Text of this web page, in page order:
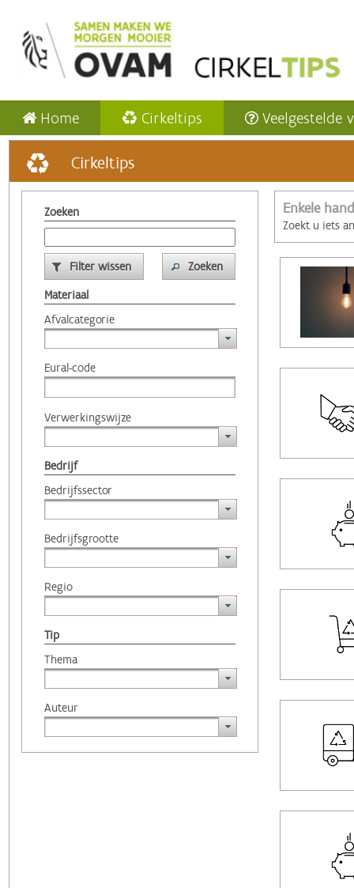
Home Cirkeltips Veelgestelde
Cirkeltips
Zoeken
Filter wissen
Zoeken
Materiaal
Afvalcategorie
Eural-code
Verwerkingswijze
Bedrijf
Bedrijfssector
Bedrijfsgrootte
Regio
Tip
Thema
Auteur
Enkele
Zoekt u iets